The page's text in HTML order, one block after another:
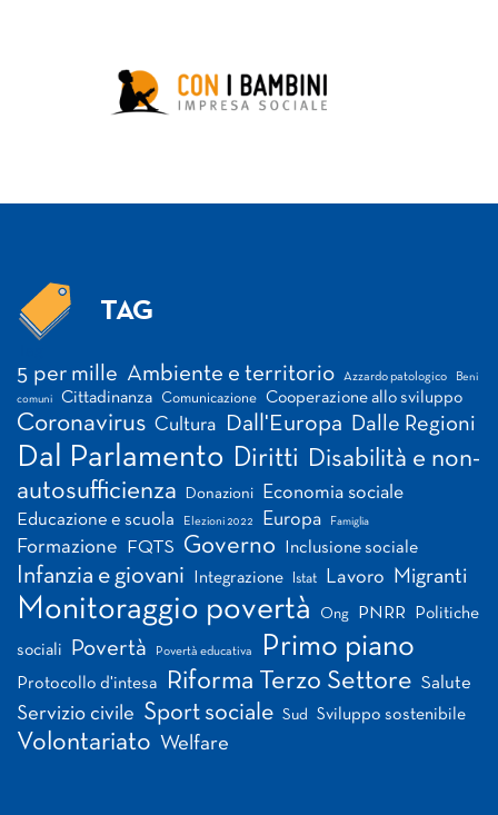
TAG
5 per mille Ambiente e territorio Azzardo patologico Beni
comuni Cittadinanza Comunicazione Cooperazione allo sviluppo
Coronavirus Cultura Dall'Europa Dalle Regioni
Dal Parlamento Diritti
Disabilità e non-
autosufficienza
Donazioni Economia sociale
Educazione e scuola Elezioni 2022 Europa Famiglia
Formazione FQTS Governo Inclusione sociale
Infanzia e giovani Integrazione Istat Lavoro Migranti
Monitoraggio povertà Ong PNRR Politiche
sociali Povertà Povertà educativa Primo piano
Protocollo d'intesa Riforma Terzo Settore Salute
Servizio civile Sport sociale Sud Sviluppo sostenibile
Volontariato Welfare